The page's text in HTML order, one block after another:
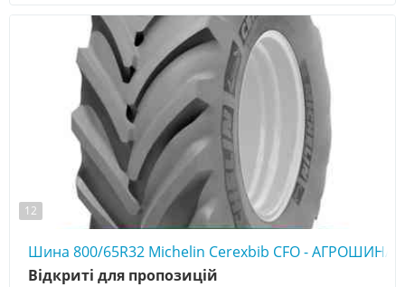
12
Шина 800/65R32 Michelin Cerexbib CFO - АГРОШИНА
Відкриті для пропозицій